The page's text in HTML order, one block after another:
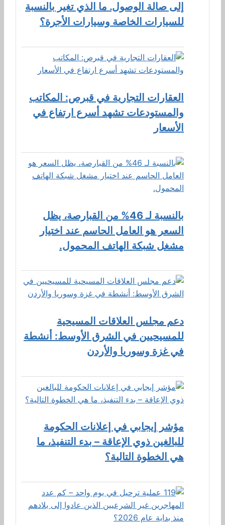
إلى صالة الوصول. ما الذي تغير بالنسبة
للسيارات الخاصة وسيارات الأجرة؟
العقارات التجارية في قبرص: المكاتب
والمستودعات تشهد أسرع ارتفاع في
الأسعار
بالنسبة لـ 46% من القبارصة، يظل
السعر هو العامل الحاسم عند اختيار
مشغل شبكة الهاتف المحمول.
دعم مجلس العلاقات المسيحية
للمسيحيين في الشرق الأوسط: أنشطة
في غزة وسوريا والأردن
مؤشر إيجابي في إعلانات الحكومة
للبالغين ذوي الإعاقة – بدء التنفيذ، ما
هي الخطوة التالية؟